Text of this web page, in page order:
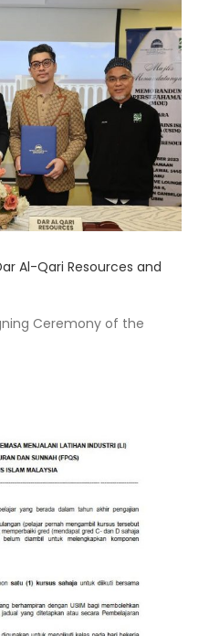
Al-Qari Resources and
Ceremony of the